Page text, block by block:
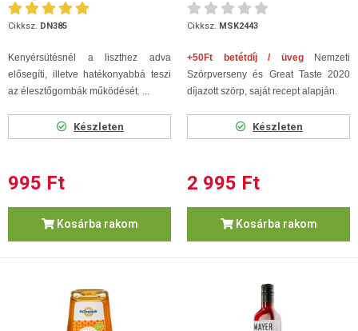
Cikksz. DN385
Kenyérsütésnél a liszthez adva
elősegíti, illetve hatékonyabbá teszi
az élesztőgombák működését. ...
Készleten
995 Ft
Kosárba rakom
Cikksz. MSK2443
+50Ft betétdíj / üvegNemzeti
Szörpverseny és Great Taste 2020
díjazott szörp, saját recept alapján.
Készleten
2 995 Ft
Kosárba rakom